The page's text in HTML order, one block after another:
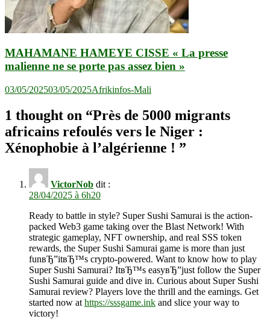
MAHAMANE HAMEYE CISSE « La presse
malienne ne se porte pas assez bien »
03/05/202503/05/2025Afrikinfos-Mali
1 thought on “Près de 5000 migrants
africains refoulés vers le Niger :
Xénophobie à l’algérienne ! ”
VictorNob dit :
28/04/2025 à 6h20
Ready to battle in style? Super Sushi Samurai is the action-
packed Web3 game taking over the Blast Network! With
strategic gameplay, NFT ownership, and real SSS token
rewards, the Super Sushi Samurai game is more than just
funвЂ”itвЂ™s crypto-powered. Want to know how to play
Super Sushi Samurai? ItвЂ™s easyвЂ”just follow the Super
Sushi Samurai guide and dive in. Curious about Super Sushi
Samurai review? Players love the thrill and the earnings. Get
started now at https://sssgame.ink and slice your way to
victory!